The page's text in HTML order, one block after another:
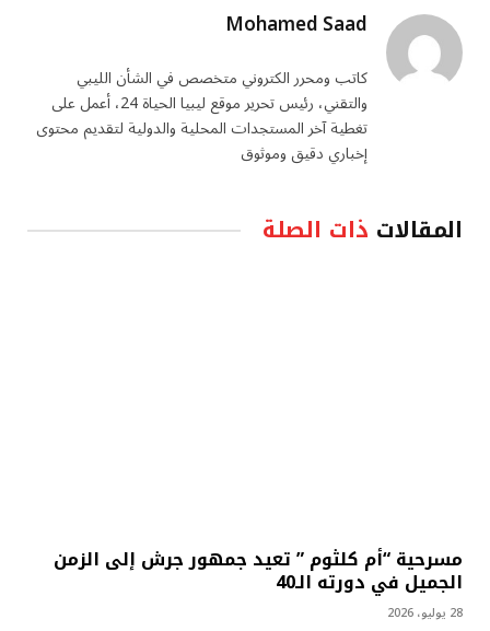
Mohamed Saad
كاتب ومحرر الكتروني متخصص في الشأن الليبي
والتقني، رئيس تحرير موقع ليبيا الحياة 24، أعمل على
تغطية آخر المستجدات المحلية والدولية لتقديم محتوى
إخباري دقيق وموثوق
المقالات ذات الصلة
مسرحية “أم كلثوم ” تعيد جمهور جرش إلى الزمن
الجميل في دورته الـ40
28 يوليو، 2026